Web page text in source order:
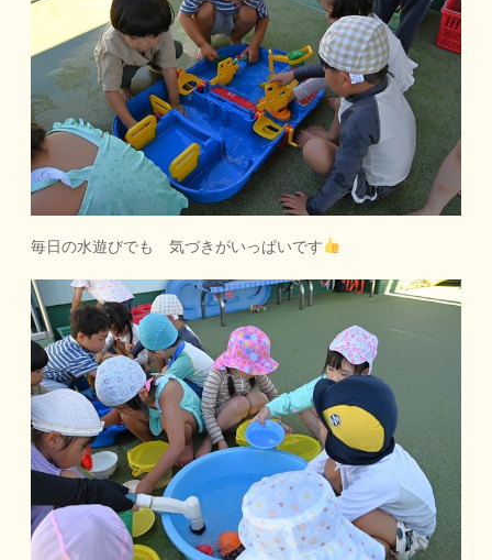
毎日の水遊びでも 気づきがいっぱいです